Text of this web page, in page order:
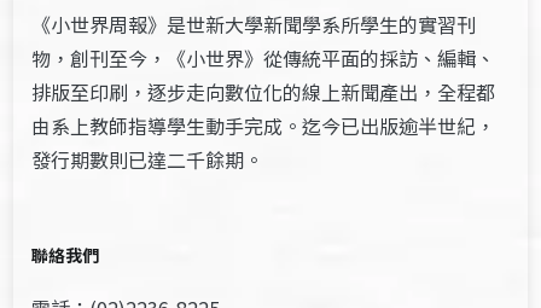
《小世界周報》是世新大學新聞學系所學生的實習刊
物，創刊至今，《小世界》從傳統平面的採訪、編輯、
排版至印刷，逐步走向數位化的線上新聞產出，全程都
由系上教師指導學生動手完成。迄今已出版逾半世紀，
發行期數則已達二千餘期。
聯絡我們